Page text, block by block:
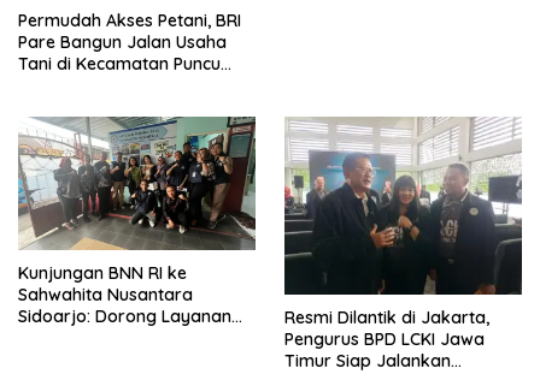
Permudah Akses Petani, BRI
Pare Bangun Jalan Usaha
Tani di Kecamatan Puncu
Kunjungan BNN RI ke
Sahwahita Nusantara
Sidoarjo: Dorong Layanan
Resmi Dilantik di Jakarta,
Pengurus BPD LCKI Jawa
Timur Siap Jalankan